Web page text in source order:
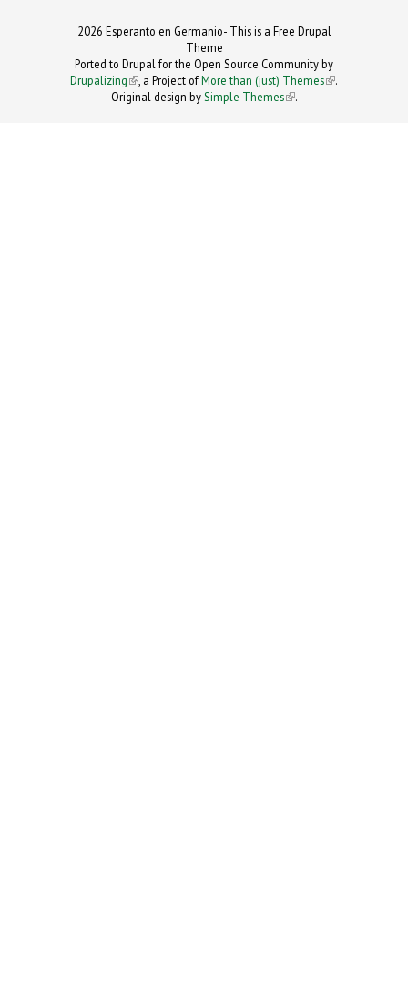
2026 Esperanto en Germanio- This is a Free Drupal
Theme
Ported to Drupal for the Open Source Community by
Drupalizing(link is external)
, a Project ofMore than (just) Themes (link is
.
Original design by Simple Themes
(link is
.